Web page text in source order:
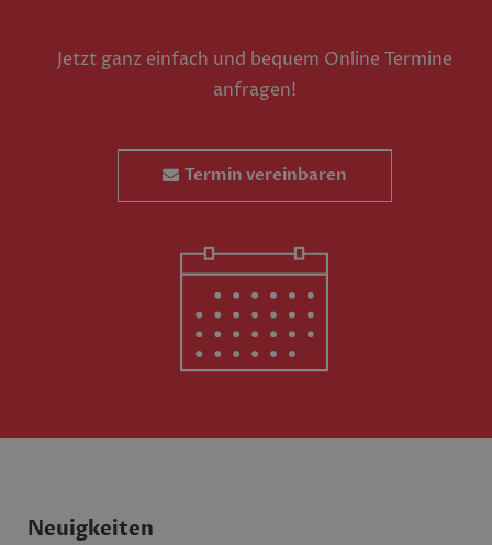
Jetzt ganz einfach und bequem Online Termine
anfragen!
Termin vereinbaren
Neuigkeiten